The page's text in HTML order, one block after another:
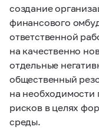
создание
финансового
ответственной
на качественно
отдельные
общественный
на
рисков в целях
среды.